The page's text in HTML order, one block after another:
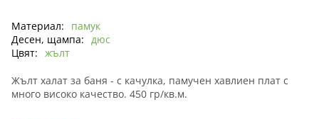
Материал:
памук
Десен, щампа:
дюс
Цвят: жълт
Жълт халат за баня - с качулка, памучен хавлиен плат с
много високо качество. 450 гр/кв.м.